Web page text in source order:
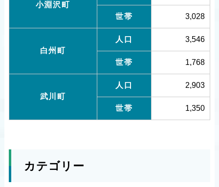
小淵沢町
世帯 3,028
白州町
人口 3,546
世帯 1,768
武川町
人口 2,903
世帯 1,350
カテゴリー